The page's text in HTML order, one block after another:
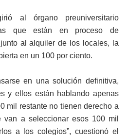
al órgano preuniversitario
que están en proceso de
al alquiler de los locales, la
en un 100 por ciento.
en una solución definitiva,
y ellos están hablando apenas
mil restante no tienen derecho a
van a seleccionar esos 100 mil
a los colegios”, cuestionó el